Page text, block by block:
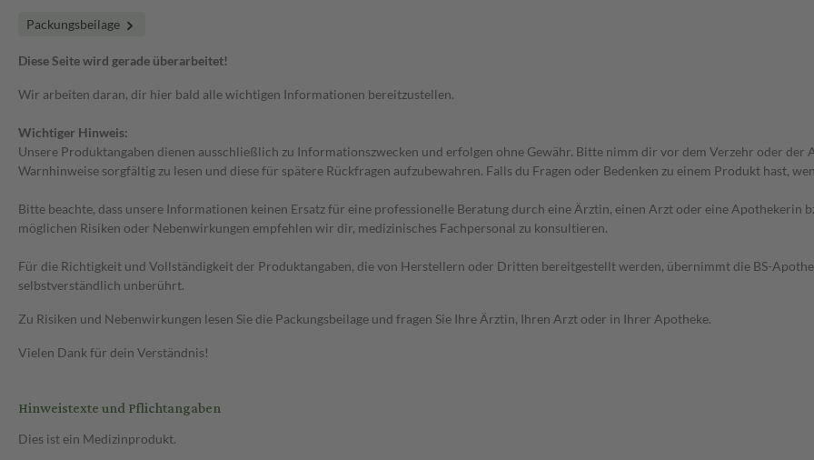
Packungsbeilage
Diese Seite wird gerade überarbeitet!
Wir arbeiten daran, dir hier bald alle wichtigen Informationen bereitzustellen.
Wichtiger Hinweis:
Unsere Produktangaben dienen ausschließlich zu Informationszwecken und erfolgen ohne Gewähr. Bitte nimm dir vor dem Verzehr oder
Warnhinweise sorgfältig zu lesen und diese für spätere Rückfragen aufzubewahren. Falls du Fragen oder Bedenken zu einem Produkt hast,
Bitte beachte, dass unsere Informationen keinen Ersatz für eine professionelle Beratung durch eine Ärztin, einen Arzt oder eine Apothekerin
möglichen Risiken oder Nebenwirkungen empfehlen wir dir, medizinisches Fachpersonal zu konsultieren.
Für die Richtigkeit und Vollständigkeit der Produktangaben, die von Herstellern oder Dritten bereitgestellt werden, übernimmt die BS-
selbstverständlich unberührt.
Zu Risiken und Nebenwirkungen lesen Sie die Packungsbeilage und fragen Sie Ihre Ärztin, Ihren Arzt oder in Ihrer Apotheke.
Vielen Dank für dein Verständnis!
Hinweistexte und Pflichtangaben
Dies ist ein Medizinprodukt.